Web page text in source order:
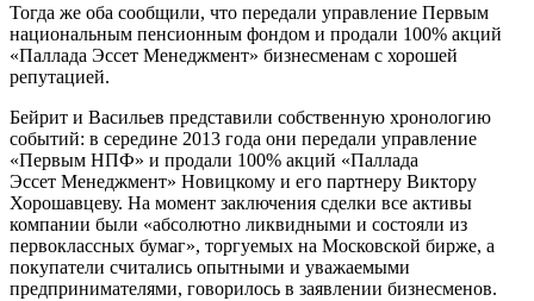
Тогда же оба сообщили, что передали управление Первым
национальным пенсионным фондом и продали 100% акций
«Паллада Эссет Менеджмент» бизнесменам с хорошей
репутацией.
Бейрит и Васильев представили собственную хронологию
событий: в середине 2013 года они передали управление
«Первым НПФ» и продали 100% акций «Паллада
Эссет Менеджмент» Новицкому и его партнеру Виктору
Хорошавцеву. На момент заключения сделки все активы
компании были «абсолютно ликвидными и состояли из
первоклассных бумаг», торгуемых на Московской бирже, а
покупатели считались опытными и уважаемыми
предпринимателями, говорилось в заявлении бизнесменов.